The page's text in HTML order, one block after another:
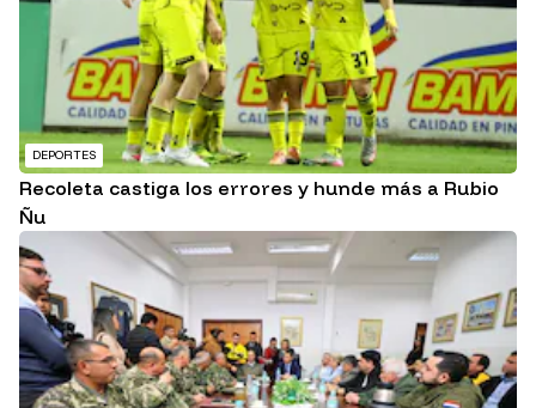
DEPORTES
Recoleta castiga los errores y hunde más a Rubio
Ñu